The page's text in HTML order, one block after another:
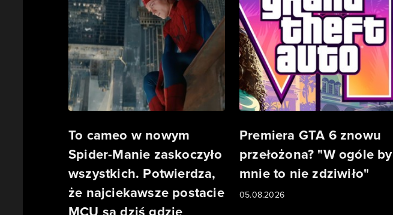
To cameo w nowym
Spider-Manie zaskoczyło
wszystkich. Potwierdza,
że najciekawsze postacie
Premiera GTA 6 znowu
przełożona? "W ogóle by
mnie to nie zdziwiło"
05.08.2026